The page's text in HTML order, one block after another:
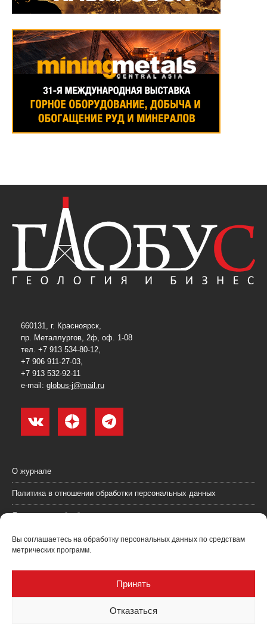
Вы соглашаетесь на обработку персональных данных по средствам
метрических программ.
Принять
Отказаться
660131, г. Красноярск,
пр. Металлургов, 2ф, оф. 1-08
тел. +7 913 534-80-12,
+7 906 911-27-03,
+7 913 532-92-11
e-mail: globus-j@mail.ru
О журнале
Политика в отношении обработки персональных данных
Согласие на обработку персональных данных
Пользовательское соглашение (оферта)